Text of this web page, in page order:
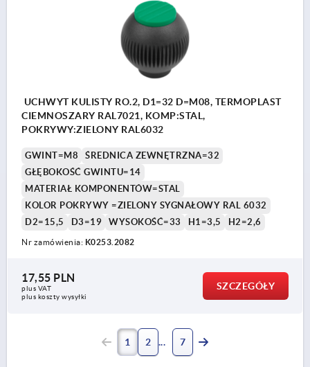
UCHWYT KULISTY RO.2, D1=32 D=M08, TERMOPLAST
CIEMNOSZARY RAL7021, KOMP:STAL,
POKRYWY:ZIELONY RAL6032
GWINT=M8
ŚREDNICA ZEWNĘTRZNA=32
GŁĘBOKOŚĆ GWINTU=14
MATERIAŁ KOMPONENTÓW=STAL
KOLOR POKRYWY =ZIELONY SYGNAŁOWY RAL 6032
D2=15,5
D3=19 WYSOKOŚĆ=33 H1=3,5 H2=2,6
Nr zamówienia: K0253.2082
17,55 PLN
plus VAT
plus koszty wysyłki
SZCZEGÓŁY
1 2 7